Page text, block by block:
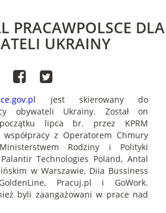
PRACAWPOLSCE DLA
UKRAINY
jest skierowany do
obywateli Ukrainy. Został on
lipca br. przez KPRM
z Operatorem Chmury
Rodziny i Polityki
Palantir Technologies Poland, Antal
w Warszawie, Diia Bussiness
Pracuj.pl i GoWork.
byli zaangażowani w prace nad